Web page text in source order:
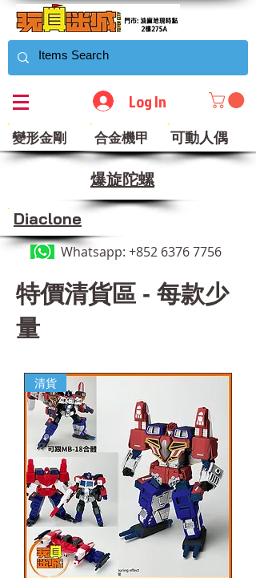
Log In
變形金剛 合金機甲 可動人偶
​爆旋陀螺
Diaclone
Whatsapp: +852 6376 7756
​特價清貨區 - 每款少
量
清貨